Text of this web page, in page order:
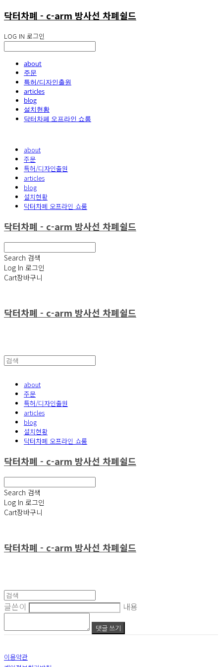
닥터차폐 - c-arm 방사선 차폐쉴드
LOG IN 로그인
about
주문
특허/디자인출원
articles
blog
설치현황
닥터차폐 오프라인 쇼룸
about
주문
특허/디자인출원
articles
blog
설치현황
닥터차폐 오프라인 쇼룸
닥터차폐 - c-arm 방사선 차폐쉴드
Search 검색
Log In 로그인
Cart장바구니
닥터차폐 - c-arm 방사선 차폐쉴드
about
주문
특허/디자인출원
articles
blog
설치현황
닥터차폐 오프라인 쇼룸
닥터차폐 - c-arm 방사선 차폐쉴드
Search 검색
Log In 로그인
Cart장바구니
닥터차폐 - c-arm 방사선 차폐쉴드
글쓴이 내용
댓글 쓰기
이용약관